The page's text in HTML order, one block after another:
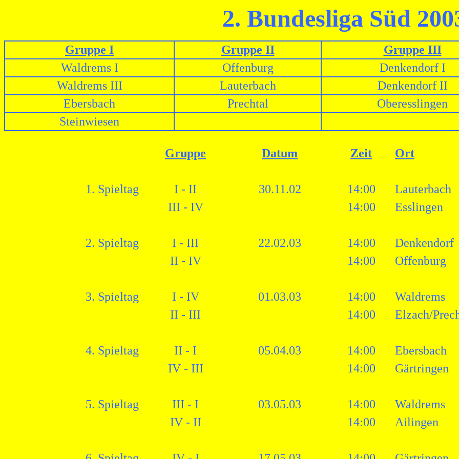
2. Bundesliga Süd
Gruppe I Gruppe II
Gruppe III
Waldrems I
Offenburg
Denkendorf I
Waldrems III
Lauterbach
Denkendorf II
Ebersbach
Prechtal
Oberesslingen
Steinwiesen
Gruppe Datum Zeit Ort
1. Spieltag I - II 30.11.02 14:00
Lauterbach
III - IV
14:00 Esslingen
2. Spieltag I - III 22.02.03 14:00
Denkendorf
II - IV
14:00 Offenburg
3. Spieltag I - IV 01.03.03 14:00
Waldrems
II - III
14:00 Elzach/
4. Spieltag II - I 05.04.03 14:00
Ebersbach
IV - III
14:00 Gärtringen
5. Spieltag III - I 03.05.03 14:00
Waldrems
IV - II
14:00 Ailingen